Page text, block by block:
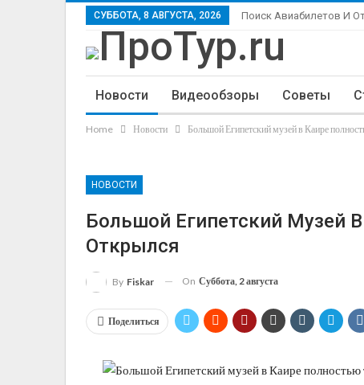
СУББОТА, 8 АВГУСТА, 2026 Поиск Авиабилетов И
Новости Видеообзоры Советы
Home Новости Большой Египетский музей в Каире
НОВОСТИ
Большой Египетский Музей
Открылся
By Fiskar On Суббота, 2 августа
Поделиться